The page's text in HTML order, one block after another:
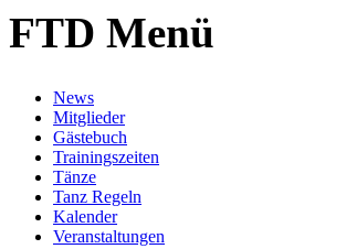
FTD Menü
News
Mitglieder
Gästebuch
Trainingszeiten
Tänze
Tanz Regeln
Kalender
Veranstaltungen